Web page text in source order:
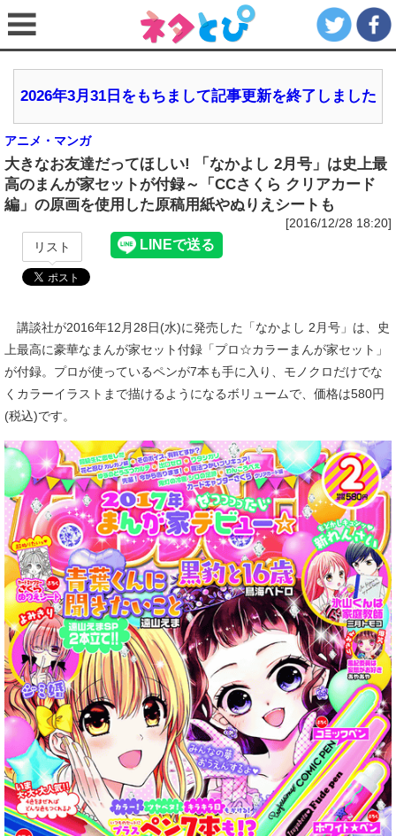
2026年3月31日をもちまして記事更新を終了しました
アニメ・マンガ
大きなお友達だってほしい! 「なかよし 2月号」は史上最
高のまんが家セットが付録～「CCさくら クリアカード
編」の原画を使用した原稿用紙やぬりえシートも
[2016/12/28 18:20]
リスト
講談社が2016年12月28日(水)に発売した「なかよし 2月号」は、史
上最高に豪華なまんが家セット付録「プロ☆カラーまんが家セット」
が付録。プロが使っているペンが7本も手に入り、モノクロだけでな
くカラーイラストまで描けるようになるボリュームで、価格は580円
(税込)です。